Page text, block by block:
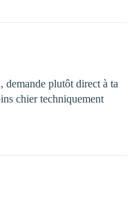
demande plutôt direct à ta
chier techniquement